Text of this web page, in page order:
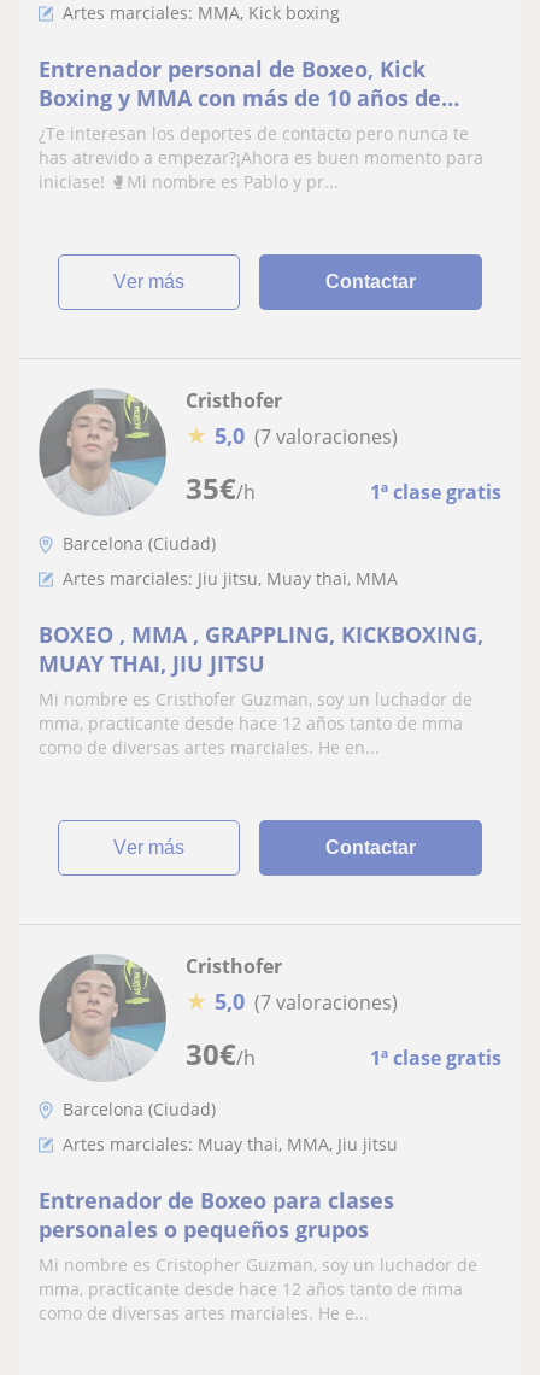
Artes marciales: MMA, Kick boxing
Entrenador personal de Boxeo, Kick
Boxing y MMA con más de 10 años de
experiencia
¿Te interesan los deportes de contacto pero nunca te
has atrevido a empezar?¡Ahora es buen momento para
iniciase! 🥊Mi nombre es Pablo y pr...
ver más Contactar
35€/h 1ª clase gratis
Cristhofer
★ 5,0 (7 valoraciones)
Barcelona (Ciudad)
Artes marciales: Jiu jitsu, Muay thai, MMA
BOXEO , MMA , GRAPPLING, KICKBOXING,
MUAY THAI, JIU JITSU
Mi nombre es Cristhofer Guzman, soy un luchador de
mma, practicante desde hace 12 años tanto de mma
como de diversas artes marciales. He en...
ver más Contactar
30€/h 1ª clase gratis
Cristhofer
★ 5,0 (7 valoraciones)
Barcelona (Ciudad)
Artes marciales: Muay thai, MMA, Jiu jitsu
Entrenador de Boxeo para clases
personales o pequeños grupos
Mi nombre es Cristopher Guzman, soy un luchador de
mma, practicante desde hace 12 años tanto de mma
como de diversas artes marciales. He e...